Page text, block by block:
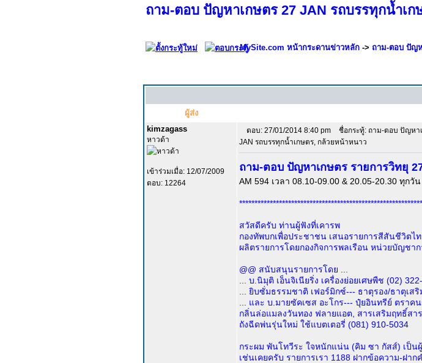
ถาม-ตอบ ปัญหาเกษตร 27 JAN รถบรรทุกน้ำเ
MySite.com หน้ากระดานข่าวหลัก -> ถาม-ตอบ ปัญ
ผู้ส่ง
kimzagass
หาวด้า
เข้าร่วมเมื่อ: 12/07/2009
ตอบ: 12264
ตอบ: 27/01/2014 8:40 pm
ชื่อกระทู้: ถาม-ตอบ ปัญหา
JAN รถบรรทุกน้ำเกษตร, กล้วยหน้าหนาว
ถาม-ตอบ ปัญหาเกษตร รายการวิทยุ
AM 594 เวลา 08.10-09.00 & 20.05-20.30 ทุก
สวัสดีครับ ท่านผู้ฟังที่เคารพ
กองทัพบกเพื่อประชาชน เสนอรายการสีสันชีวิตไ
ผลิตรายการโดยกองกิจการพลเรือน หน่วยบัญชา
@@ สนับสนุนรายการโดย ...
... บ.นิมุติ เอ็นจิเนียริ่ง เครื่องย่อยเศษพืช (02)
... ยิบซั่มธรรมชาติ เฟอร์มิกซ์--- ธาตุรอง/ธาตุเส
... และ บ.มายซัคเซส อะโกร--- ปุ๋ยอินทรีย์ ตราค
กลิ่นล่อแมลงวันทอง ฟลายแอต, สารเสริมฤทธิ์สาร
ถังฉีดพ่นรุ่นใหม่ ใช้แบตเตอรี่ (081) 910-5034
กระผม พันโทวีระ ใจหนักแน่น (คิม ซา กัสส์) เป็น
เช่นเคยครับ รายการเรา 1188 ฝากข้อความ-ฝา